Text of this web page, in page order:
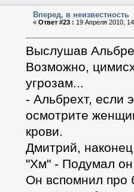
Вперед, в неизвестность
«Ответ #23 : 19 Апреля 2010,
Выслушав
Возможно,
угрозам...
- Альбрехт, если
осмотрите
крови.
Дмитрий,
"Хм" - Подумал
Он вспомнил про